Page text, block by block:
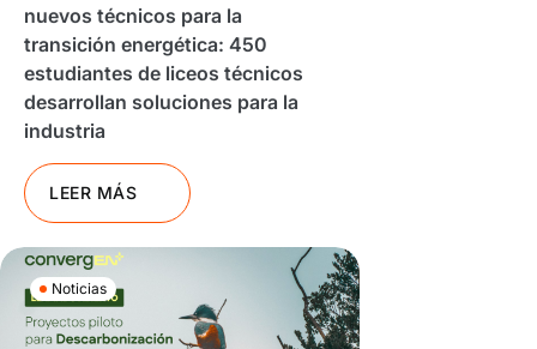
nuevos técnicos para la
transición energética: 450
estudiantes de liceos técnicos
desarrollan soluciones para la
industria
LEER MÁS
Noticias